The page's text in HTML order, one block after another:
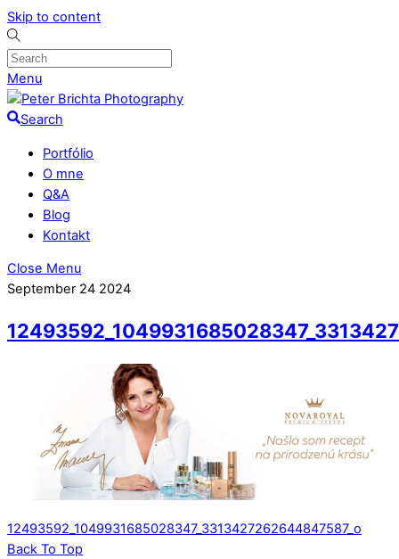
Skip to content
Menu
Search
Portfólio
O mne
Q&A
Blog
Kontakt
Close Menu
September 24 2024
12493592_1049931685028347_3313427262644847587_o
Back To Top